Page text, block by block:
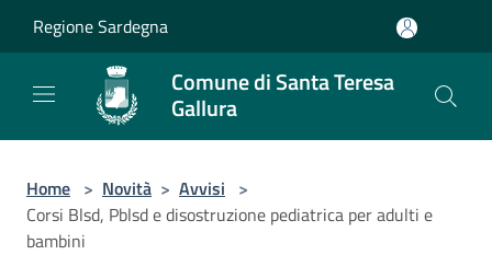
Regione Sardegna
Comune di Santa Teresa
Gallura
Home > Novità > Avvisi >
Corsi Blsd, Pblsd e disostruzione pediatrica per adulti e
bambini